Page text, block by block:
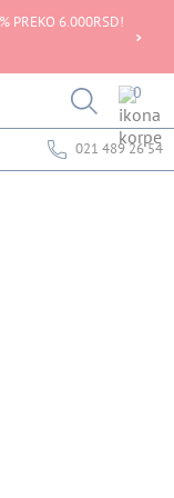
PREKO 6.000RSD!
0
021 489 26 54